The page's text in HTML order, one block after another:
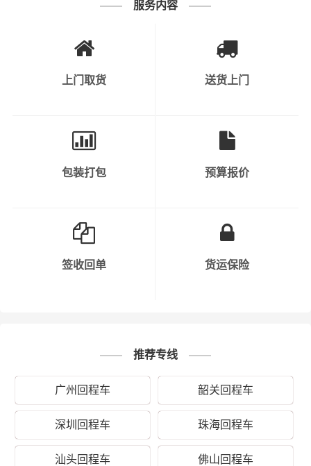
个人护理产品等。
3、工业原料和产品：涉及到各种原材料、
半成品和成品，如钢材、塑料制品、金属制
4、机械设备和重型货物：包括工程机械、
大型设备、汽车、农业机械等。
5、危险品：需要特殊运输和安全措施的化
6、轿车托运：私人小轿车托运、4S店轿车
运输、轿车展览货运。
3、木质类包装：木箱包装一般采用胶合板
4、其他包装：塑料薄膜充气袋、气泡袋等
填充物。
以上是肇庆德时物流对关于肇庆到绥化运输
可能受到天气等其他外部因素影响
服务内容
上门取货 送货上门
包装打包 预算报价
签收回单 货运保险
推荐专线
广州回程车 韶关回程车
深圳回程车 珠海回程车
汕头回程车 佛山回程车